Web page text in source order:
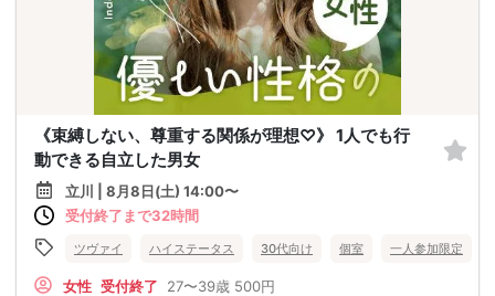
《束縛しない、尊重する関係が理想♡》 1人でも行
動できる自立した男女
立川 | 8月8日(土) 14:00〜
受付終了まで32時間
ツヴァイ ハイステータス 30代向け 個室 一人参加限定
女性 受付終了 27〜39歳 500円